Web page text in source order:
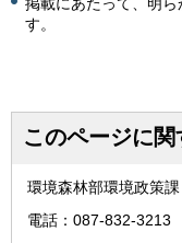
す。
このページに
環境森林部環境政策課
電話：087-832-3213